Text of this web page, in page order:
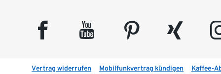
facebook youtube pinterest xing
Vertrag widerrufen Mobilfunkvertrag kündigen Kaffee-